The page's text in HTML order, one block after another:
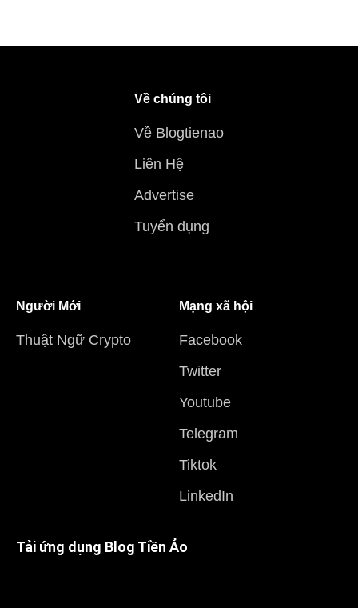
Về chúng tôi
Về Blogtienao
Liên Hệ
Advertise
Tuyển dụng
Người Mới
Thuật Ngữ Crypto
Mạng xã hội
Facebook
Twitter
Youtube
Telegram
Tiktok
LinkedIn
Tải ứng dụng Blog Tiền Ảo